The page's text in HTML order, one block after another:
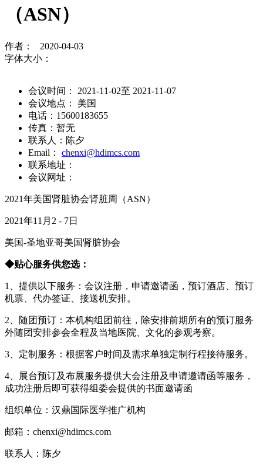
（ASN）
作者： 2020-04-03
字体大小：
会议时间： 2021-11-02至 2021-11-07
会议地点： 美国
电话：15600183655
传真：暂无
联系人：陈夕
Email： chenxi@hdimcs.com
联系地址：
会议网址：
2021年美国肾脏协会肾脏周（ASN）
2021年11月2 - 7日
美国-圣地亚哥美国肾脏协会
◆贴心服务供您选：
1、提供以下服务：会议注册，申请邀请函，预订酒店、预订
机票、代办签证、接送机安排。
2、随团预订：本机构组团前往，除安排前期所有的预订服务
外随团安排参会全程及当地医院、文化的参观考察。
3、定制服务：根据客户时间及需求单独定制行程接待服务。
4、展台预订及布展服务提供大会注册及申请邀请函等服务，
成功注册后即可获得组委会提供的书面邀请函
组织单位：汉鼎国际医学推广机构
邮箱：chenxi@hdimcs.com
联系人：陈夕